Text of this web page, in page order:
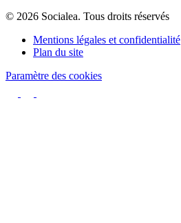
© 2026 Socialea. Tous droits réservés
Mentions légales et confidentialité
Plan du site
Paramètre des cookies